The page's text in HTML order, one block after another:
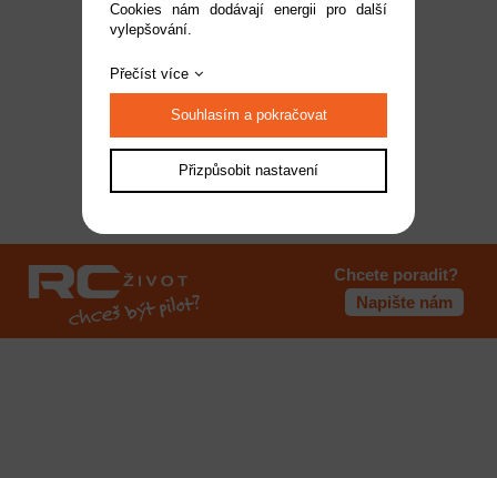
Chcete poradit?
Napište nám
Cookies nám dodávají energii pro další
vylepšování.
Přečíst více
Souhlasím a pokračovat
Přizpůsobit nastavení